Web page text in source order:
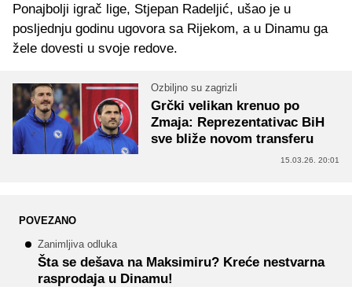
Ponajbolji igrač lige, Stjepan Radeljić, ušao je u
posljednju godinu ugovora sa Rijekom, a u Dinamu ga
žele dovesti u svoje redove.
Ozbiljno su zagrizli
Grčki velikan krenuo po
Zmaja: Reprezentativac BiH
sve bliže novom transferu
15.03.26. 20:01
POVEZANO
Zanimljiva odluka
Šta se dešava na Maksimiru? Kreće nestvarna
rasprodaja u Dinamu!